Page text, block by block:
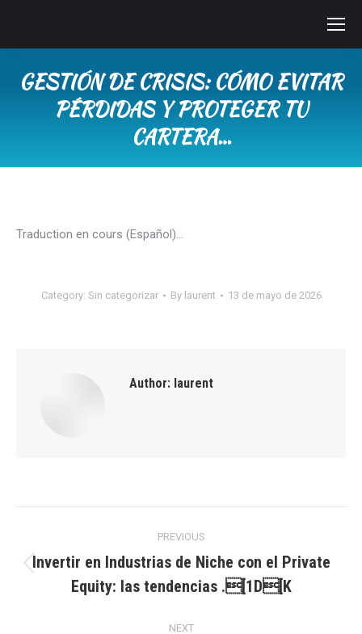
GESTIÓN DE CRISIS: CÓMO EVITAR
PÉRDIDAS Y PROTEGER TU
CARTERA…
Traduction en cours (Español)…
Category: Sin categorizar By laurent 13 de mayo de 2026
Author: laurent
navigation
PREVIOUS
post:
Invertir en Industrias de Niche con el Private
Equity: las tendencias .[1D[K
NEXT